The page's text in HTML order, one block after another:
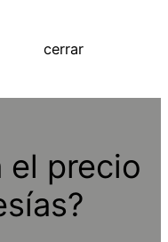
cerrar
el precio